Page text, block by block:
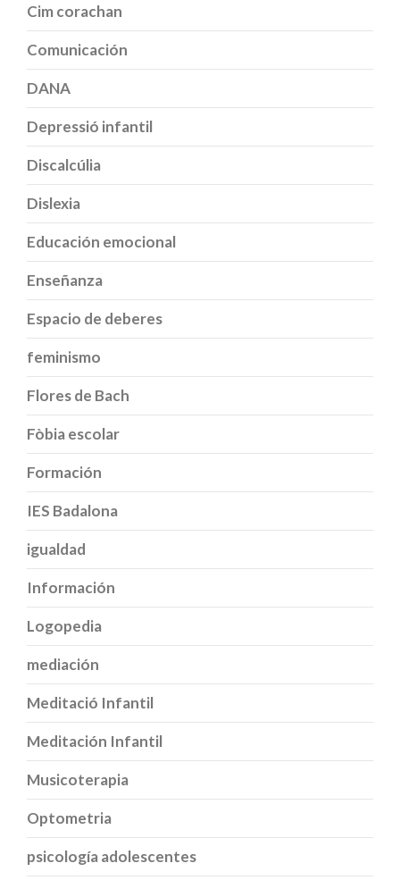
Cim corachan
Comunicación
DANA
Depressió infantil
Discalcúlia
Dislexia
Educación emocional
Enseñanza
Espacio de deberes
feminismo
Flores de Bach
Fòbia escolar
Formación
IES Badalona
igualdad
Información
Logopedia
mediación
Meditació Infantil
Meditación Infantil
Musicoterapia
Optometria
psicología adolescentes